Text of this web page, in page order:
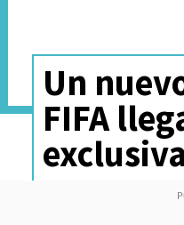
Un
FIFA